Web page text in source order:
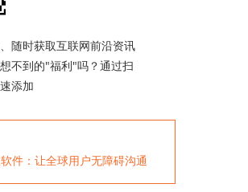
随时获取互联网前沿资讯
不到的"福利"吗？通过扫
添加
件：让全球用户无障碍沟通